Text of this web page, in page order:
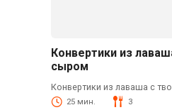
Конвертики из
сыром
Конвертики из лаваша с
25 мин. 3